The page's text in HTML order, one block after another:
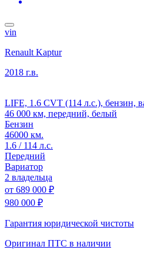
vin
Renault Kaptur
2018 г.в.
LIFE, 1.6 CVT (114 л.с.), бензин,
46 000 км, передний, белый
Бензин
46000 км.
1.6 / 114 л.с.
Передний
Вариатор
2 владельца
от 689 000 ₽
980 000 ₽
Гарантия юридической чистоты
Оригинал ПТС в наличии